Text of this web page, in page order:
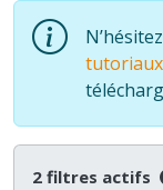
tutoriaux
2 filtres actifs